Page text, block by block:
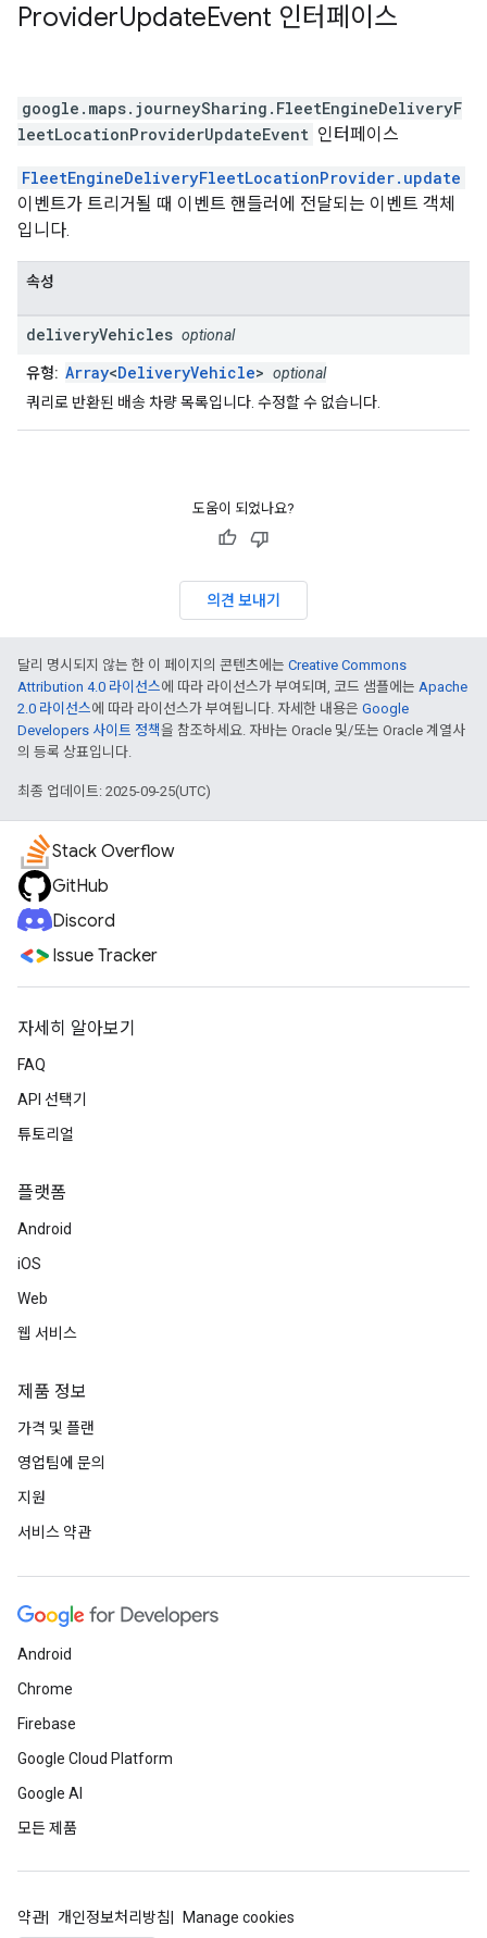
ProviderUpdateEvent 인터페이스
google.maps.journeySharing . FleetEngineDeliveryF
leetLocationProviderUpdateEvent 인터페이스
FleetEngineDeliveryFleetLocationProvider.update
이벤트가 트리거될 때 이벤트 핸들러에 전달되는 이벤트 객체
입니다.
속성
deliveryVehicles optional
유형: Array<DeliveryVehicle> optional
쿼리로 반환된 배송 차량 목록입니다. 수정할 수 없습니다.
도움이 되었나요?
의견 보내기
달리 명시되지 않는 한 이 페이지의 콘텐츠에는 Creative Commons
Attribution 4.0 라이선스에 따라 라이선스가 부여되며, 코드 샘플에는 Apache
2.0 라이선스에 따라 라이선스가 부여됩니다. 자세한 내용은 Google
Developers 사이트 정책을 참조하세요. 자바는 Oracle 및/또는 Oracle 계열사
의 등록 상표입니다.
최종 업데이트: 2025-09-25(UTC)
Stack Overflow
GitHub
Discord
Issue Tracker
자세히 알아보기
FAQ
API 선택기
튜토리얼
플랫폼
Android
iOS
Web
웹 서비스
제품 정보
가격 및 플랜
영업팀에 문의
지원
서비스 약관
Android
Chrome
Firebase
Google Cloud Platform
Google AI
모든 제품
약관 개인정보처리방침 Manage cookies